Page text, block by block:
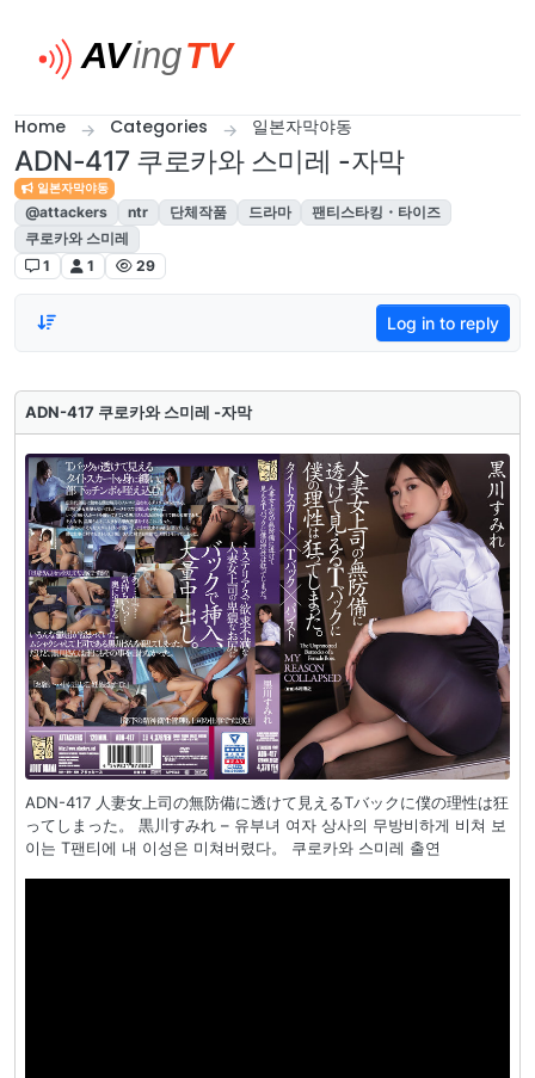
Home Categories 일본자막야동
ADN-417 쿠로카와 스미레 -자막
일본자막야동
@attackers ntr 단체작품 드라마
팬티스타킹・타이즈
쿠로카와 스미레
1
1 29
Log in to reply
ADN-417 쿠로카와 스미레 -자막
ADN-417 人妻女上司の無防備に透けて見えるTバックに僕の理性は狂
ってしまった。 黒川すみれ – 유부녀 여자 상사의 무방비하게 비쳐 보
이는 T팬티에 내 이성은 미쳐버렸다。 쿠로카와 스미레 출연